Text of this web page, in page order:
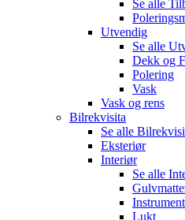
Se alle
Utvendig
Se alle
Dekk og
Polering
Vask
Vask og rens
Bilrekvisita
Se alle
Eksteriør
Interiør
Se alle
Lukt